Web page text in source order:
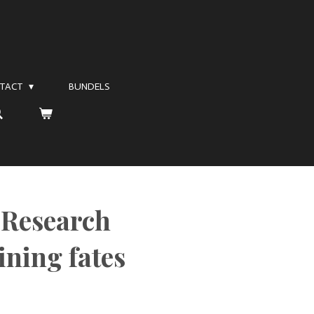
BUNDELS
fates